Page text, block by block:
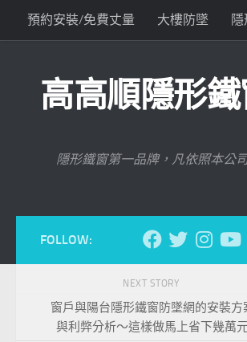
Skip to content
預約安裝/免費丈量 大樓防墜
高高順隱形
隱形鐵窗第一品牌，凡依照本公
FOLLOW:
NEXT STORY
窗戶與陽台隱形鐵窗防墜網的安裝方
與利弊分析～這樣做馬上省下幾萬